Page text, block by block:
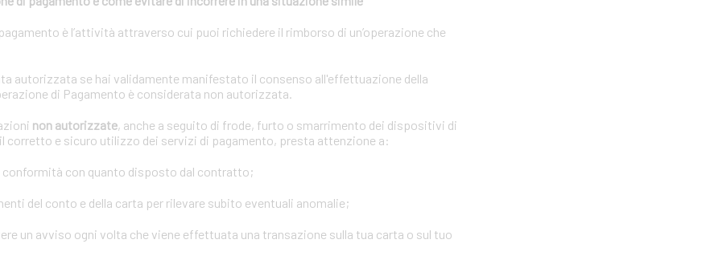
è l’attività attraverso cui puoi richiedere il rimborso di un’operazione che
autorizzata se hai validamente manifestato il consenso all'effettuazione della
di Pagamento è considerata non autorizzata.
non autorizzate, anche a seguito di frode, furto o smarrimento dei dispositivi di
e sicuro utilizzo dei servizi di pagamento, presta attenzione a:
con quanto disposto dal contratto;
del conto e della carta per rilevare subito eventuali anomalie;
avviso ogni volta che viene effettuata una transazione sulla tua carta o sul tuo